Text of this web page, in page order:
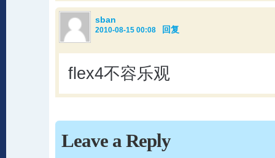
sban
2010-08-15 00:08 回复
flex4不容乐观
Leave a Reply